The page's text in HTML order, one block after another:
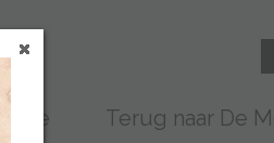
Terug naar De